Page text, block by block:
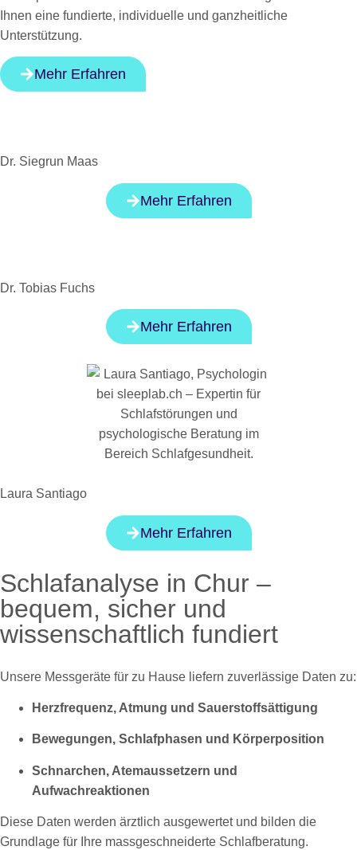
Ihnen eine fundierte, individuelle und ganzheitliche
Unterstützung.
Mehr Erfahren
Dr. Siegrun Maas
Mehr Erfahren
Dr. Tobias Fuchs
Mehr Erfahren
Laura Santiago
Mehr Erfahren
Schlafanalyse in Chur –
bequem, sicher und
wissenschaftlich fundiert
Unsere Messgeräte für zu Hause liefern zuverlässige Daten zu:
Herzfrequenz, Atmung und Sauerstoffsättigung
Bewegungen, Schlafphasen und Körperposition
Schnarchen, Atemaussetzern und
Aufwachreaktionen
Diese Daten werden ärztlich ausgewertet und bilden die
Grundlage für Ihre massgeschneiderte Schlafberatung.